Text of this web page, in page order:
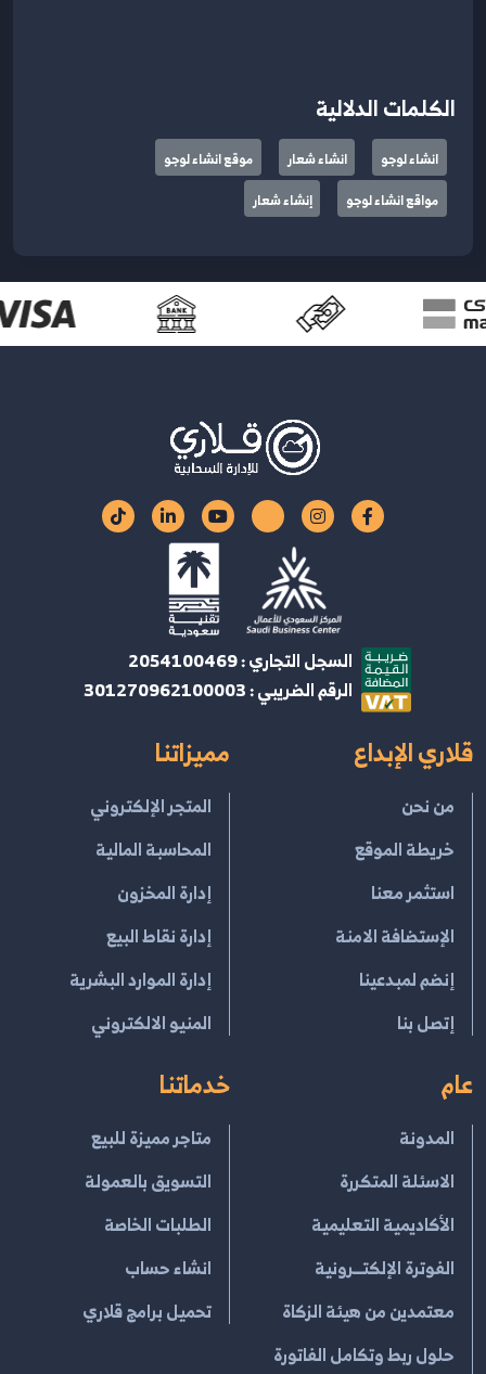
الكلمات الدلالية
انشاء لوجو انشاء شعار
موقع انشاء لوجو
مواقع انشاء لوجو
إنشاء شعار
السجل التجاري : 2054100469
الرقم الضريبي : 301270962100003
قلاري الإبداع
من نحن
خريطة الموقع
استثمر معنا
الإستضافة الامنة
إنضم لمبدعينا
إتصل بنا
مميزاتنا
المتجر الإلكتروني
المحاسبة المالية
إدارة المخزون
إدارة نقاط البيع
إدارة الموارد البشرية
المنيو الالكتروني
عام
المدونة
الاسئلة المتكررة
الأكاديمية التعليمية
الفوترة الإلكتــرونية
معتمدين من هيئة الزكاة
حلول ربط وتكامل الفاتورة
خدماتنا
متاجر مميزة للبيع
التسويق بالعمولة
الطلبات الخاصة
انشاء حساب
تحميل برامج قلاري